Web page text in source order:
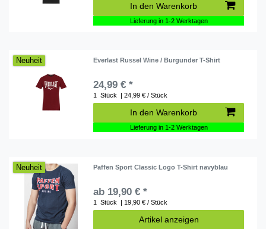
In den Warenkorb
Lieferung in 1-2 Werktagen
Neuheit Everlast Russel Wine / Burgunder T-Shirt
24,99 € *
1 Stück | 24,99 € / Stück
In den Warenkorb
Lieferung in 1-2 Werktagen
Neuheit Paffen Sport Classic Logo T-Shirt navyblau
ab 19,90 € *
1 Stück | 19,90 € / Stück
Artikel anzeigen